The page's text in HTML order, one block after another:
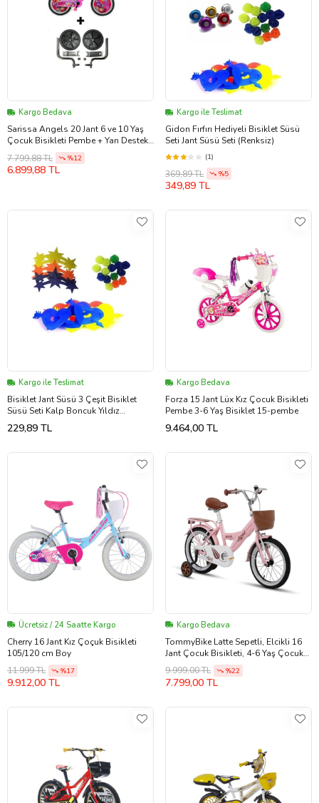
Kargo Bedava
Sarissa Angels 20 Jant 6 ve 10 Yaş
Çocuk Bisikleti Pembe + Yan Destek
Tekeri
7.799,88 TL %12
6.899,88 TL
Kargo ile Teslimat
Gidon Fırfırı Hediyeli Bisiklet Süsü
Seti Jant Süsü Seti (Renksiz)
(1)
369,89 TL %5
349,89 TL
Kargo ile Teslimat
Bisiklet Jant Süsü 3 Çeşit Bisiklet
Süsü Seti Kalp Boncuk Yıldız
(Renksiz)
229,89 TL
Kargo Bedava
Forza 15 Jant Lüx Kız Çocuk Bisikleti
Pembe 3-6 Yaş Bisiklet 15-pembe
9.464,00 TL
Ücretsiz / 24 Saatte Kargo
Cherry 16 Jant Kız Çoçuk Bisikleti
105/120 cm Boy
11.999 TL
%17
9.912,00 TL
Kargo Bedava
TommyBike Latte Sepetli, Elcikli 16
Jant Çocuk Bisikleti, 4-6 Yaş Çocuk
Bisikleti (Pudra)
9.999,00 TL %22
7.799,00 TL